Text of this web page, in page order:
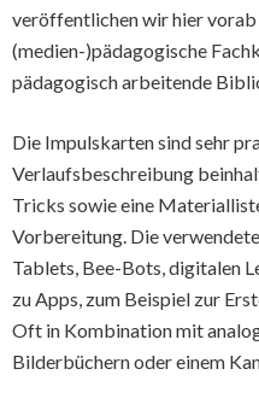
veröffentlichen wir hier vorab
(medien-)pädagogische
pädagogisch arbeitende
Die Impulskarten sind sehr
Verlaufsbeschreibung
Tricks sowie eine
Vorbereitung. Die
Tablets, Bee-Bots, digitalen
zu Apps, zum Beispiel zur
Oft in Kombination mit
Bilderbüchern oder einem